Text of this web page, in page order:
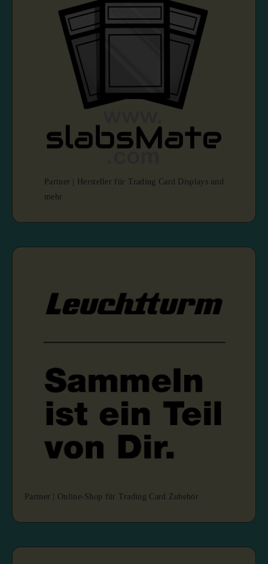
Partner | Hersteller für Trading Card Displays und
mehr
Partner | Online-Shop für Trading Card Zubehör